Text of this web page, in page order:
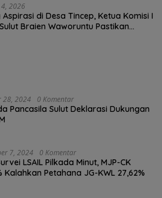
4, 2026
di Desa Tincep, Ketua Komisi I
Braien Waworuntu Pastikan
28, 2024 0 Komentar
Pancasila Sulut Deklarasi Dukungan
7, 2024 0 Komentar
LSAIL Pilkada Minut, MJP-CK
Kalahkan Petahana JG-KWL 27,62%